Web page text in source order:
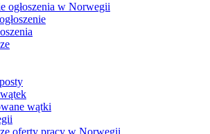
ogłoszenia w Norwegii
wątki
oferty pracy w Norwegii